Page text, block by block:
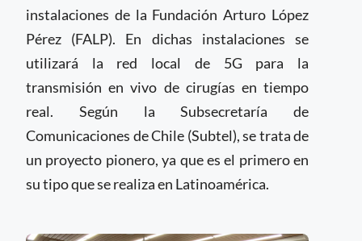
instalaciones de la Fundación Arturo López
Pérez (FALP). En dichas instalaciones se
utilizará la red local de 5G para la
transmisión en vivo de cirugías en tiempo
real. Según la Subsecretaría de
Comunicaciones de Chile (Subtel), se trata de
un proyecto pionero, ya que es el primero en
su tipo que se realiza en Latinoamérica.